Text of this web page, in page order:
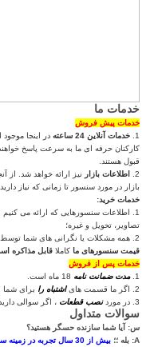
خدمات ما
خدمات پیش فروش
1.
خدمات آنلاین 24 ساعته در اینجا
کارکنان حرفه ای ما به سرعت پاسخ خواهند
قبول هستند.
2.
اطلاعات بازار نیز ارائه خواهد شد.
از
بازار در مورد سنسور تا زمانی که نیاز
خدمات خرید:
1. اطلاعات سنسورهایی که ارائه می
تصاویر، تحویل و غیره؛
2. همه مشکلات یا نگرانی های شما توسط فروش ما به سرعت حل خواهد شد.
قیمت سنسورهای ما کاملا قابل مذاکره
خدمات پس از فروش
1.
مدت ضمانت نامه
2. اگر ما قسمت های
اشتباه را برای شما
3. در مورد
نصب قطعات ، اگر سوالی
سوالات متداول
س: آیا شما سازنده حسگر هستید؟
A: بله ؛؛
بیش از 30 سال تجربه در زمینه سنسور.